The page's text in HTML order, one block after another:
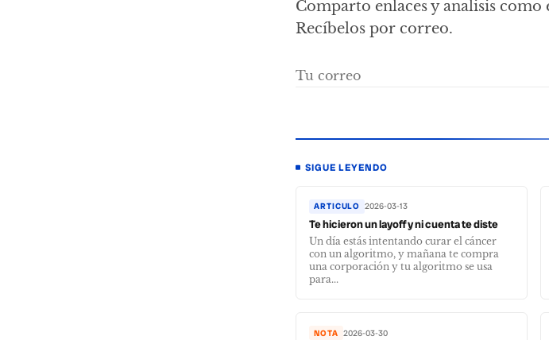
Comparto enlaces y analisis como
Recíbelos por correo.
SIGUE LEYENDO
ARTICULO 2026-03-13
Te hicieron un layoff y ni cuenta te diste
Un día estás intentando curar el cáncer
con un algoritmo, y mañana te compra
una corporación y tu algoritmo se usa
para...
NOTA 2026-03-30